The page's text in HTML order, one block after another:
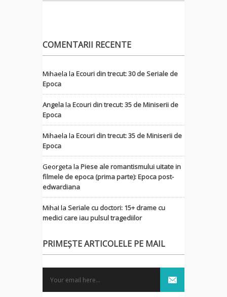
COMENTARII RECENTE
Mihaela la Ecouri din trecut: 30 de Seriale de
Epoca
Angelala Ecouri din trecut: 35 de Miniserii de
Epoca
Mihaela la Ecouri din trecut: 35 de Miniserii de
Epoca
Georgeta la Piese ale romantismului uitate in
filmele de epoca (prima parte): Epoca post-
edwardiana
MihaI la Seriale cu doctori: 15+ drame cu
medici care iau pulsul tragediilor
PRIMEȘTE ARTICOLELE PE MAIL